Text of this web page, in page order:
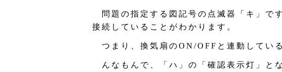
問題の指定する図記号の点滅器「キ」で
接続していることがわかります。
つまり、換気扇のON/OFFと連動してい
んなもんで、「ハ」の「確認表示灯」と